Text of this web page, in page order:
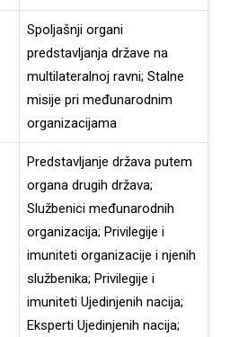
Spoljašnji organi
predstavljanja države na
multilateralnoj ravni; Stalne
misije pri međunarodnim
organizacijama
Predstavljanje država putem
organa drugih država;
Službenici međunarodnih
organizacija; Privilegije i
imuniteti organizacije i njenih
službenika; Privilegije i
imuniteti Ujedinjenih nacija;
Eksperti Ujedinjenih nacija;